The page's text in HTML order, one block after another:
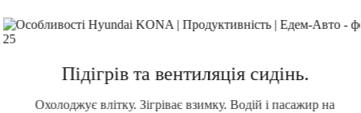
Підігрів та вентиляція сидінь.
Охолоджує влітку. Зігріває взимку. Водій і пасажир на